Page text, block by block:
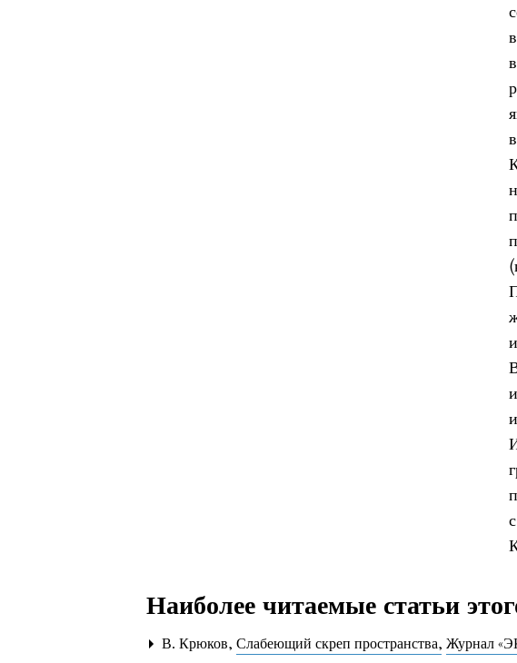
Наиболее читаемые статьи
В. Крюков,Слабеющий скреп пространства,Журнал